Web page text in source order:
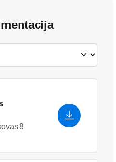
8